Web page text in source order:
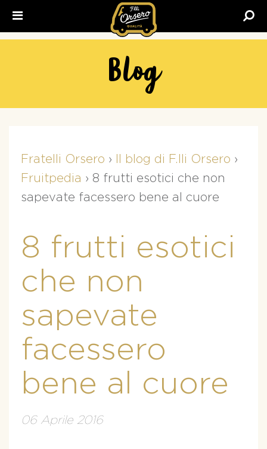
Blog
Fratelli Orsero › Il blog di F.lli Orsero ›
Fruitpedia › 8 frutti esotici che non
sapevate facessero bene al cuore
8 frutti esotici
che non
sapevate
facessero
bene al cuore
06 Aprile 2016